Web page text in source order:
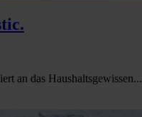
an das Haushaltsgewissen...